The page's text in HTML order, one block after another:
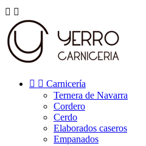
 
  Carnicería
Ternera de Navarra
Cordero
Cerdo
Elaborados caseros
Empanados